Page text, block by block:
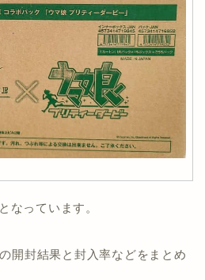
となっています。
開封結果と封入率などをまとめ